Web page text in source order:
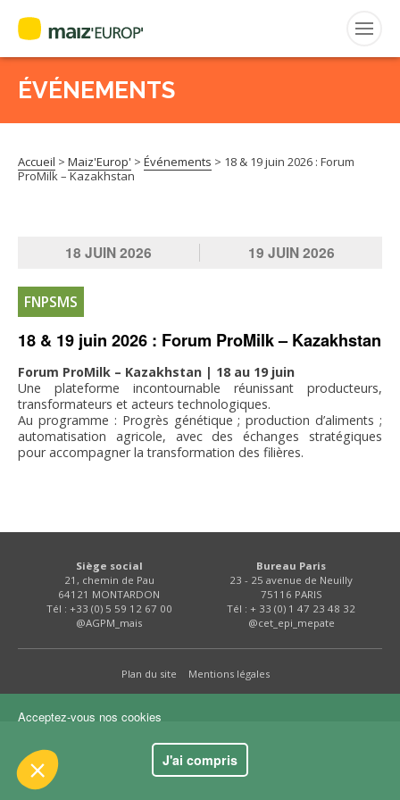
Rechercher
:
MAIZ’EUROP’
CERTIFICATION CE2+
FNPSMS
CEPM
GERM-SERVICES
EMPLOI
ÉVÉNEMENTS
Accueil > Maiz'Europ' > Événements > 18 & 19 juin 2026 : Forum
ProMilk – Kazakhstan
18 JUIN2026 19 JUIN2026
FNPSMS
18 & 19 juin 2026 : Forum ProMilk – Kazakhstan
Forum ProMilk – Kazakhstan | 18 au 19 juin
Une plateforme incontournable réunissant producteurs,
transformateurs et acteurs technologiques.
Au programme : Progrès génétique ; production d’aliments ;
automatisation agricole, avec des échanges stratégiques
pour accompagner la transformation des filières.
Siège social
21, chemin de Pau
64121 MONTARDON
Tél : +33 (0) 5 59 12 67 00
@AGPM_mais
Bureau Paris
23 - 25 avenue de Neuilly
75116 PARIS
Tél : + 33 (0) 1 47 23 48 32
@cet_epi_mepate
Plan du site Mentions légales
Acceptez-vous nos cookies
J'ai compris
contenu de ce site vous intéresse
aimerait bien vous accompagner
:
certifiés par
Je choisis OK pour moi